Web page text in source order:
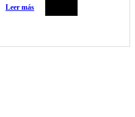
Leer más